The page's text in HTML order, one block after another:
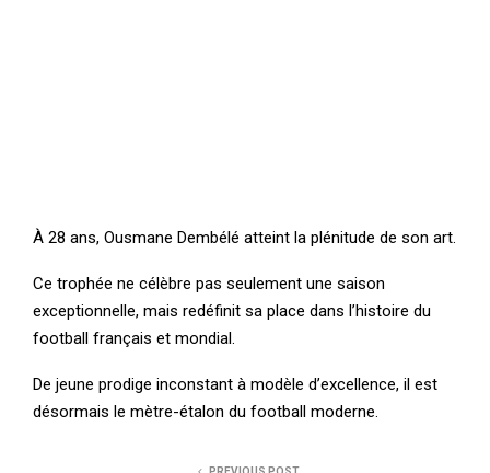
À 28 ans, Ousmane Dembélé atteint la plénitude de son art.
Ce trophée ne célèbre pas seulement une saison
exceptionnelle, mais redéfinit sa place dans l’histoire du
football français et mondial.
De jeune prodige inconstant à modèle d’excellence, il est
désormais le mètre-étalon du football moderne.